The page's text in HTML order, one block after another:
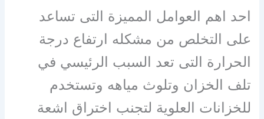
احد اهم العوامل المميزة التى تساعد
على التخلص من مشكله ارتفاع درجة
الحرارة التى تعد السبب الرئيسي في
تلف الخزان وتلوث مياهه وتستخدم
للخزانات العلوية لتجنب اختراق اشعة